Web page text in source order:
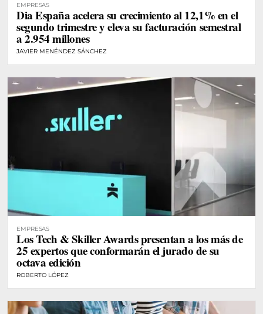
EMPRESAS
Dia España acelera su crecimiento al 12,1% en el
segundo trimestre y eleva su facturación semestral
a 2.954 millones
JAVIER MENÉNDEZ SÁNCHEZ
EMPRESAS
Los Tech & Skiller Awards presentan a los más de
25 expertos que conformarán el jurado de su
octava edición
ROBERTO LÓPEZ